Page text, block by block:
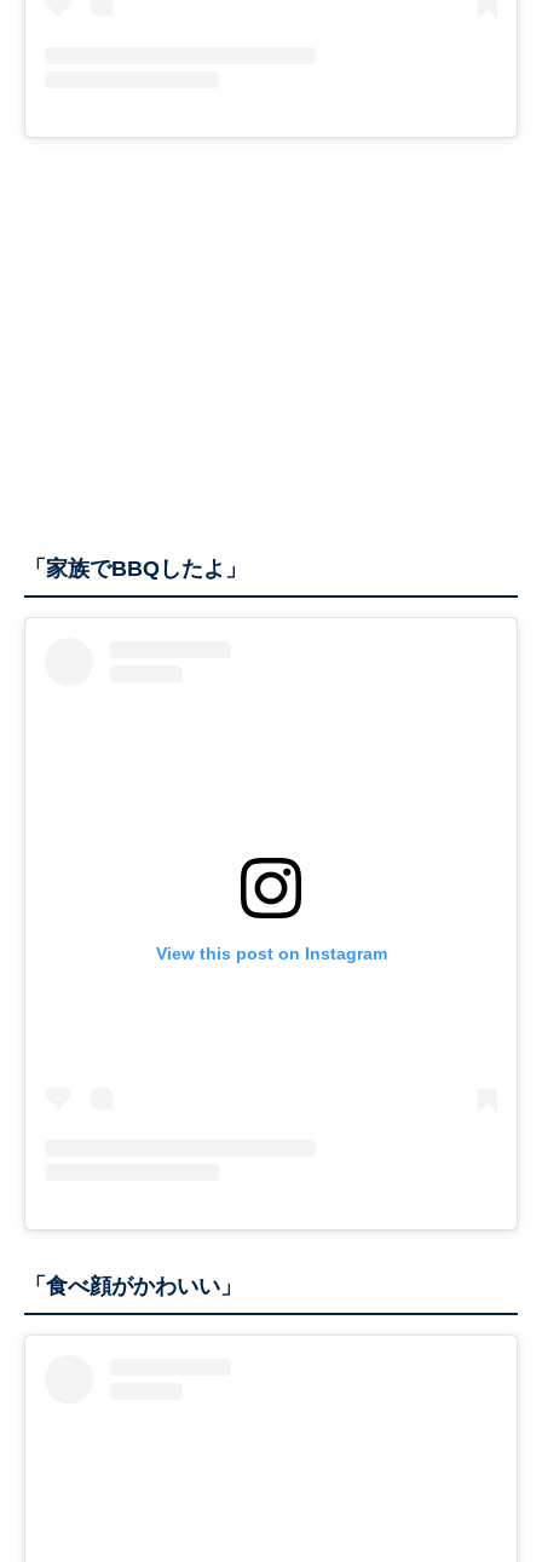
「家族でBBQしたよ」
View this post on Instagram
「食べ顔がかわいい」